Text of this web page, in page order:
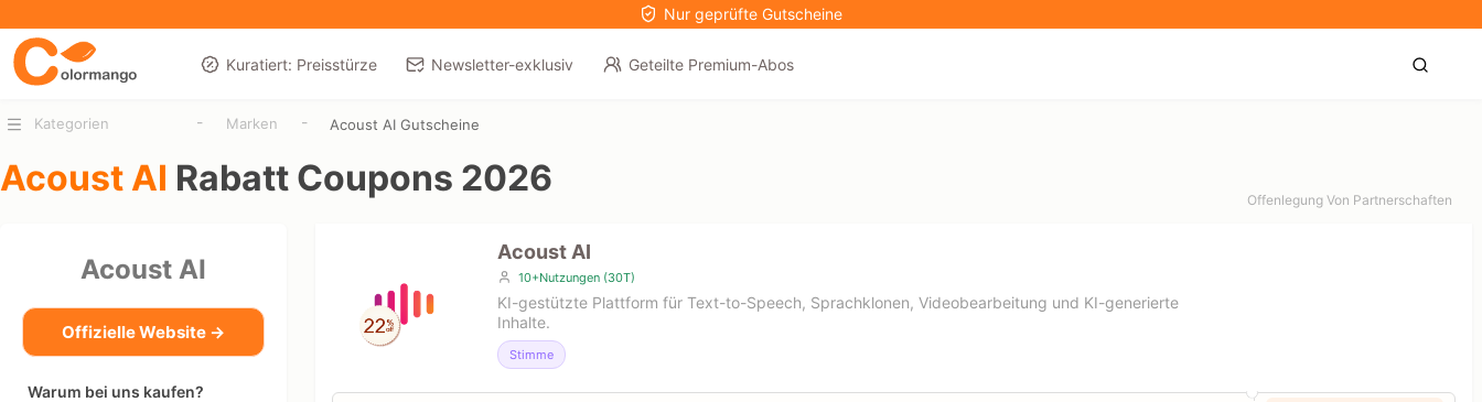
Nur geprüfte Gutscheine
Kuratiert: Preisstürze Newsletter-exklusiv Geteilte Premium-Abos
Kategorien - Marken - Acoust AI Gutscheine
Acoust AI Rabatt Coupons 2026
Offenlegung Von Partnerschaften
Acoust AI
Offizielle Website →
Warum bei uns kaufen?
Acoust AI
10+Nutzungen (30T)
KI-gestützte Plattform für Text-to-Speech, Sprachklonen, Videobearbeitung und KI-generierte
Inhalte.
Stimme